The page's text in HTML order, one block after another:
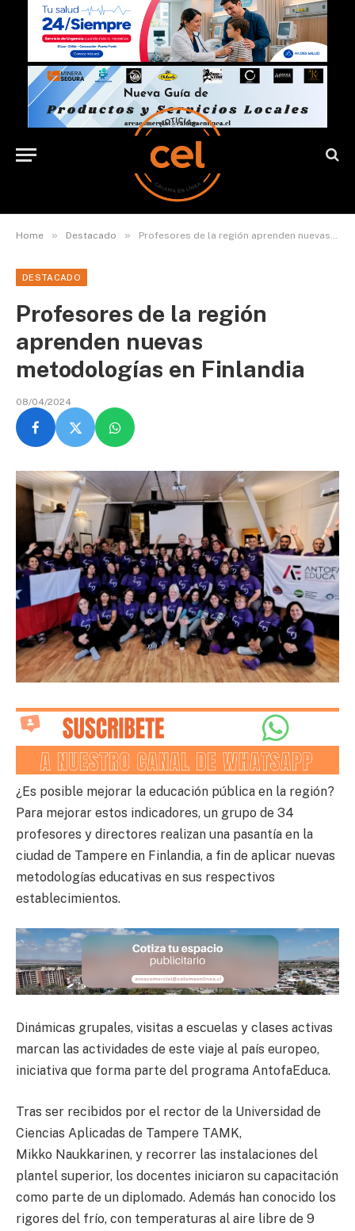
Home » Destacado » Profesores de la región aprenden nuevas metodologías en Finlandia
DESTACADO
Profesores de la región
aprenden nuevas
metodologías en Finlandia
08/04/2024
¿Es posible mejorar la educación pública en la región?
Para mejorar estos indicadores, un grupo de 34
profesores y directores realizan una pasantía en la
ciudad de Tampere en Finlandia, a fin de aplicar nuevas
metodologías educativas en sus respectivos
establecimientos.
Dinámicas grupales, visitas a escuelas y clases activas
marcan las actividades de este viaje al país europeo,
iniciativa que forma parte del programa AntofaEduca.
Tras ser recibidos por el rector de la Universidad de
Ciencias Aplicadas de Tampere TAMK,
Mikko Naukkarinen, y recorrer las instalaciones del
plantel superior, los docentes iniciaron su capacitación
como parte de un diplomado. Además han conocido los
rigores del frío, con temperaturas al aire libre de 9